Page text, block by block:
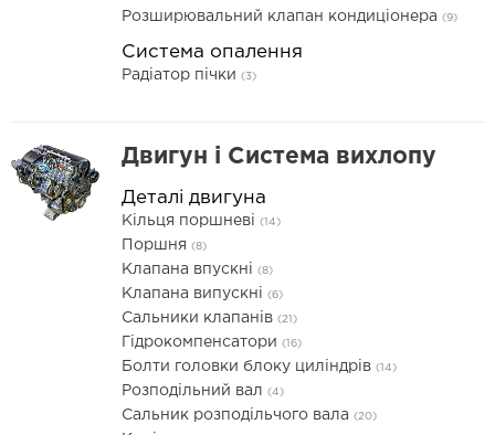
Розширювальний клапан кондиціонера (9)
Система опалення
Радіатор пічки (3)
Двигун і Система вихлопу
Деталі двигуна
Кільця поршневі (14)
Поршня (8)
Клапана впускні (8)
Клапана випускні (6)
Сальники клапанів (21)
Гідрокомпенсатори (16)
Болти головки блоку циліндрів (14)
Розподільний вал (4)
Сальник розподільчого вала (20)